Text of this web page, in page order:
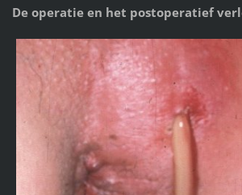
De operatie en het postoperatief